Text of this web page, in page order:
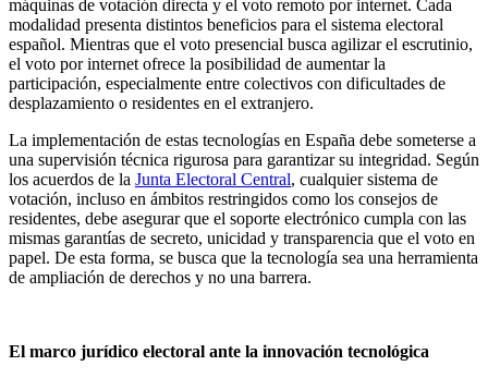
máquinas de votación directa y el voto remoto por internet. Cada
modalidad presenta distintos beneficios para el sistema electoral
español. Mientras que el voto presencial busca agilizar el escrutinio,
el voto por internet ofrece la posibilidad de aumentar la
participación, especialmente entre colectivos con dificultades de
desplazamiento o residentes en el extranjero.
La implementación de estas tecnologías en España debe someterse a
una supervisión técnica rigurosa para garantizar su integridad. Según
los acuerdos de la Junta Electoral Central, cualquier sistema de
votación, incluso en ámbitos restringidos como los consejos de
residentes, debe asegurar que el soporte electrónico cumpla con las
mismas garantías de secreto, unicidad y transparencia que el voto en
papel. De esta forma, se busca que la tecnología sea una herramienta
de ampliación de derechos y no una barrera.
El marco jurídico electoral ante la innovación tecnológica